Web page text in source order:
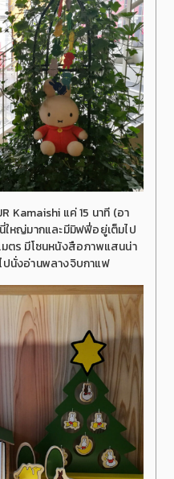
Kamaishi แค่ 15 นาที (อา
ใหญ่มากและมีมิฟฟี่อยู่เต็มไป
ตร มีโซนหนังสือภาพแสนน่า
ปนั่งอ่านพลางจิบกาแฟ